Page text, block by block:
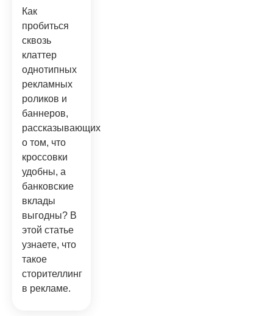
Как
пробиться
сквозь
клаттер
однотипных
рекламных
роликов и
баннеров,
рассказывающих
о том, что
кроссовки
удобны, а
банковские
вклады
выгодны? В
этой статье
узнаете, что
такое
сторителлинг
в рекламе.